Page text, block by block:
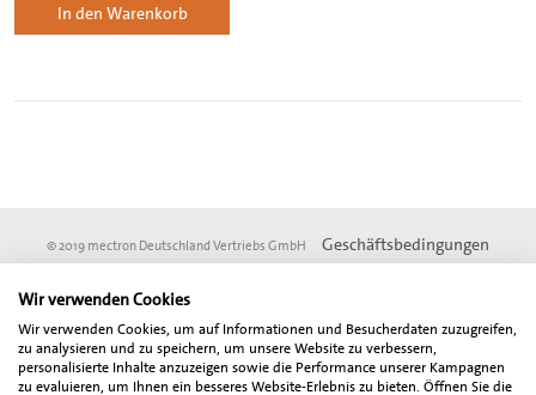
In den Warenkorb
© 2019 mectron Deutschland Vertriebs GmbH
Geschäftsbedingungen
Fundgrube. Alle angegebenen Preise sind Netto-Preise und verstehen sich zzgl.
der gesetzlich gültigen Mehrwertsteuer. Der Gesamtbetrag inklusive
Mehrwertsteuer wird bei Abschluß der Bestellung gesondert ausgewiesen.
Wir verwenden Cookies
Wir verwenden Cookies, um auf Informationen und Besucherdaten zuzugreifen,
zu analysieren und zu speichern, um unsere Website zu verbessern,
personalisierte Inhalte anzuzeigen sowie die Performance unserer Kampagnen
zu evaluieren, um Ihnen ein besseres Website-Erlebnis zu bieten. Öffnen Sie die